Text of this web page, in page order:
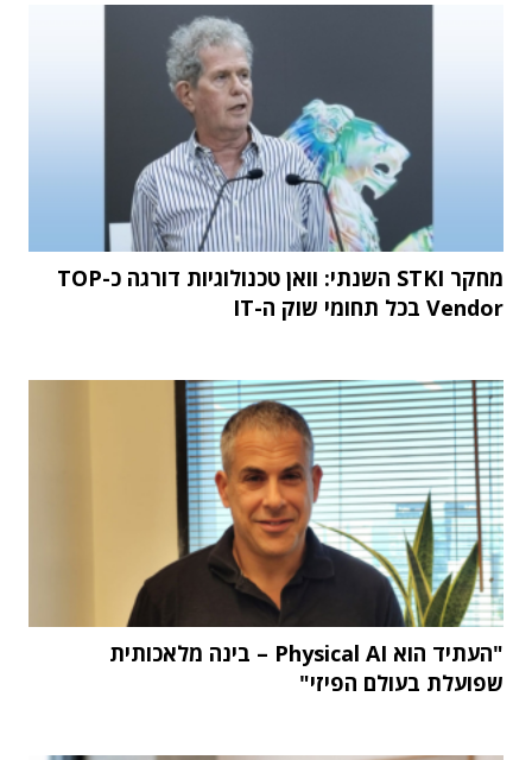
מחקר STKI השנתי: וואן טכנולוגיות דורגה כ-TOP
Vendor בכל תחומי שוק ה-IT
"העתיד הוא Physical AI – בינה מלאכותית
שפועלת בעולם הפיזי"